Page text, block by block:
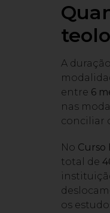
A
entre 6
nas
conciliar
No Curso
total de
os